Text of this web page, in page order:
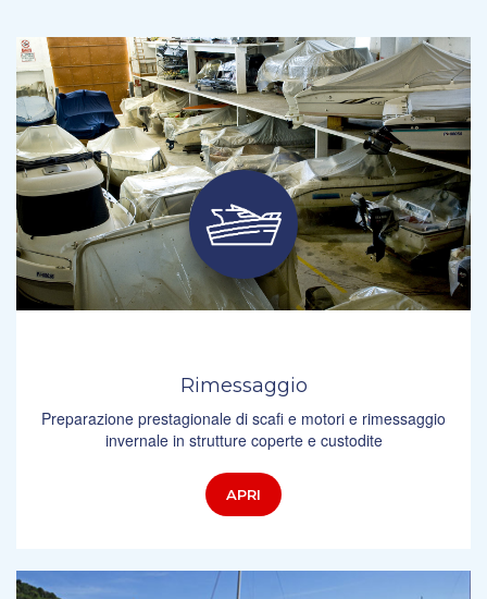
Rimessaggio
Preparazione prestagionale di scafi e motori e rimessaggio
invernale in strutture coperte e custodite